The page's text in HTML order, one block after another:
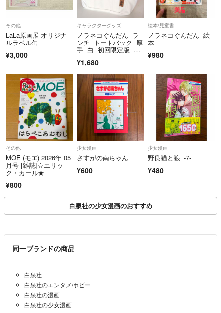
#もものもと
#紅月りと
#枝豆ずんだ
#もちお
#あさの碧
#犬飼ねこ
#京町妃紗
#苗川采
#山形あおな
#里美ゆえ
#村上ゆいち
#野津川香
#蓮見ナツメ
その他
LaLa原画展 オリジナ
ルラベル缶
¥3,000
キャラクターグッズ
ノラネコぐんだん ラ
ンチ トートバック 厚
手 白 初回限定版 特
¥1,680
絵本/児童書
ノラネコぐんだん 絵
本
¥980
その他
MOE (モエ) 2026年 05
月号 [雑誌]☆エリッ
ク・カール★
¥800
少女漫画
さすがの南ちゃん
¥600
少女漫画
野良猫と狼 -7-
¥480
白泉社の少女漫画のおすすめ
同一ブランドの商品
白泉社
白泉社のエンタメ/ホビー
白泉社の漫画
白泉社の少女漫画